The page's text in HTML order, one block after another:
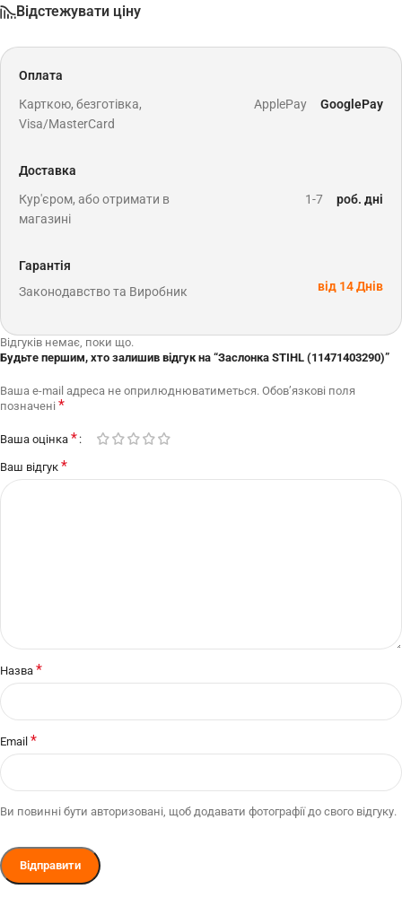
Відстежувати ціну
Оплата
Карткою, безготівка,
Visa/MasterCard
ApplePay GooglePay
Доставка
Кур'єром, або отримати в
магазині
1-7 роб. дні
Гарантія
Законодавство та Виробник
від 14 Днів
Відгуків немає, поки що.
Будьте першим, хто залишив відгук на “Заслонка STIHL (11471403290)”
Ваша e-mail адреса не оприлюднюватиметься. Обов’язкові поля
позначені *
Ваша оцінка *
Ваш відгук *
Назва *
Email *
Ви повинні бути авторизовані, щоб додавати фотографії до свого відгуку.